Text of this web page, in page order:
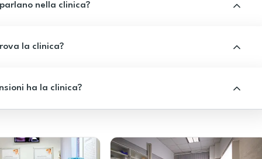
nella clinica?
la clinica?
ha la clinica?